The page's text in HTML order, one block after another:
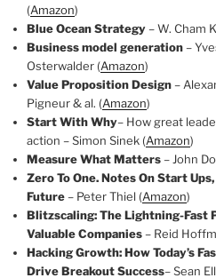
(Amazon)
Blue Ocean Strategy– W. Cham
Business model generation–
Osterwalder (Amazon)
Value Proposition Design–
Pigneur & al. (Amazon)
Start With Why– How great
action – Simon Sinek (Amazon)
Measure What Matters– John
Zero To One. Notes On Start
Future– Peter Thiel (Amazon)
Blitzscaling: The Lightning-Fast
Valuable Companies– Reid
Hacking Growth: How Today’s
Drive Breakout Success– Sean